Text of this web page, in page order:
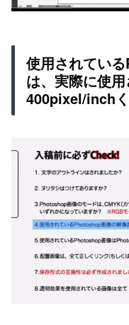
使用されてい
は、実際に使
400pixel/inch